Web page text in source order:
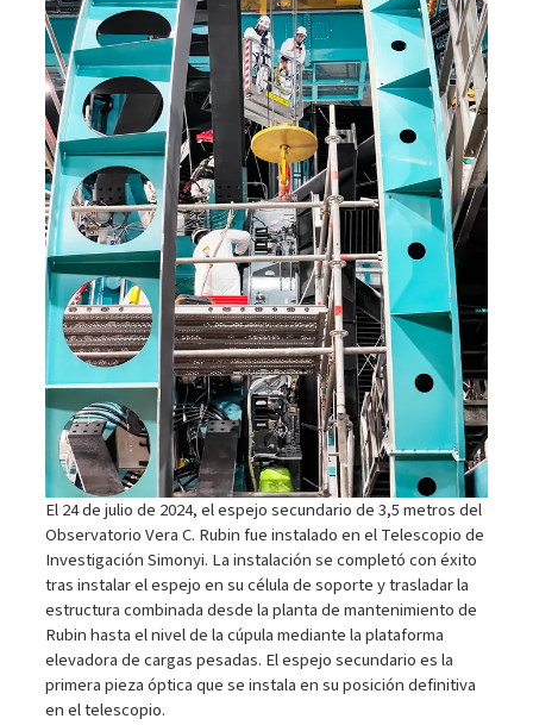
El 24 de julio de 2024, el espejo secundario de 3,5 metros del
Observatorio Vera C. Rubin fue instalado en el Telescopio de
Investigación Simonyi. La instalación se completó con éxito
tras instalar el espejo en su célula de soporte y trasladar la
estructura combinada desde la planta de mantenimiento de
Rubin hasta el nivel de la cúpula mediante la plataforma
elevadora de cargas pesadas. El espejo secundario es la
primera pieza óptica que se instala en su posición definitiva
en el telescopio.